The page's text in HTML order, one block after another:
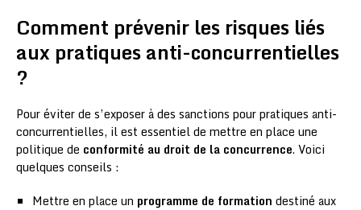
Comment prévenir les risques liés
aux pratiques anti-concurrentielles
?
Pour éviter de s’exposer à des sanctions pour pratiques anti-
concurrentielles, il est essentiel de mettre en place une
politique de conformité au droit de la concurrence. Voici
quelques conseils :
Mettre en place un programme de formation destiné aux